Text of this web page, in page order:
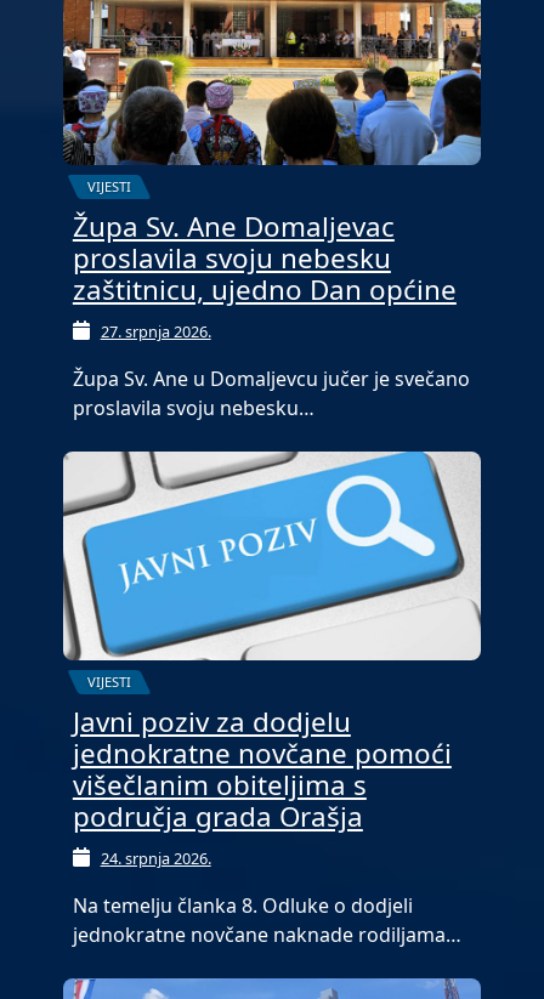
VIJESTI
Župa Sv. Ane Domaljevac
proslavila svoju nebesku
zaštitnicu, ujedno Dan općine
27. srpnja 2026.
Župa Sv. Ane u Domaljevcu jučer je svečano
proslavila svoju nebesku…
VIJESTI
Javni poziv za dodjelu
jednokratne novčane pomoći
višečlanim obiteljima s
područja grada Orašja
24. srpnja 2026.
Na temelju članka 8. Odluke o dodjeli
jednokratne novčane naknade rodiljama…